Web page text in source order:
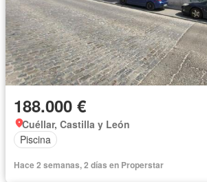
188.000 €
Cuéllar, Castilla y León
Piscina
Hace 2 semanas, 2 días en Properstar